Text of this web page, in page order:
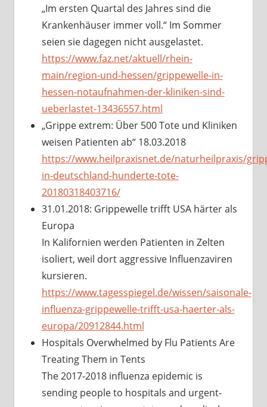
„Im ersten Quartal des Jahres sind die
Krankenhäuser immer voll.“ Im Sommer
seien sie dagegen nicht ausgelastet.
https://www.faz.net/aktuell/rhein-
main/region-und-hessen/grippewelle-in-
hessen-notaufnahmen-der-kliniken-sind-
ueberlastet-13436557.html
„Grippe extrem: Über 500 Tote und Kliniken
weisen Patienten ab“ 18.03.2018
https://www.heilpraxisnet.de/naturheilpraxis/
in-deutschland-hunderte-tote-
20180318403716/
31.01.2018: Grippewelle trifft USA härter als
Europa
In Kalifornien werden Patienten in Zelten
isoliert, weil dort aggressive Influenzaviren
kursieren.
https://www.tagesspiegel.de/wissen/saisonale-
influenza-grippewelle-trifft-usa-haerter-als-
europa/20912844.html
Hospitals Overwhelmed by Flu Patients Are
Treating Them in Tents
The 2017-2018 influenza epidemic is
sending people to hospitals and urgent-